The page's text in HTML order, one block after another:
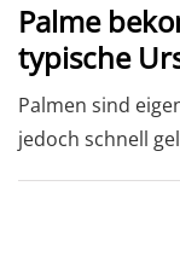
Palme
typische
Palmen sind
jedoch schnell